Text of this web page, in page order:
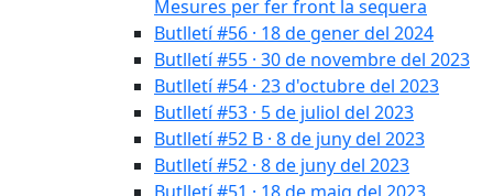
Mesures per fer front la sequera
Butlletí #56 · 18 de gener del 2024
Butlletí #55 · 30 de novembre del 2023
Butlletí #54 · 23 d'octubre del 2023
Butlletí #53 · 5 de juliol del 2023
Butlletí #52 B · 8 de juny del 2023
Butlletí #52 · 8 de juny del 2023